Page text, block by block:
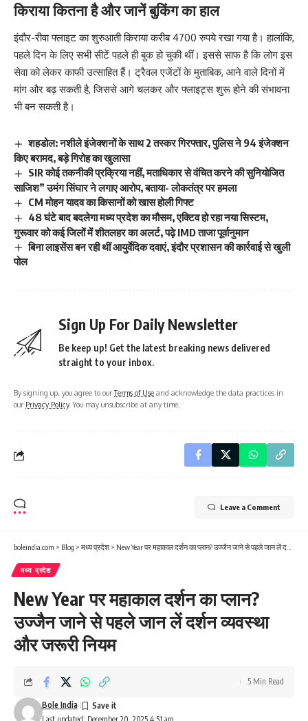
किराया कितना है और जानें बुकिंग का हाल
इंदौर-रीवा फ्लाइट का शुरुआती किराया करीब 4700 रुपये रखा गया है। हालांकि,
पहले दिन के लिए सभी सीटें पहले ही बुक हो चुकी थीं। इससे साफ है कि लोग इस
सेवा को लेकर काफी उत्साहित हैं। ट्रैवल एजेंटों के मुताबिक, आने वाले दिनों में
मांग और बढ़ सकती है, जिससे आगे चलकर और फ्लाइट्स शुरू होने की संभावना
भी बन सकती है।
शहडोल: नशीले इंजेक्शनों के साथ 2 तस्कर गिरफ्तार, पुलिस ने 94 इंजेक्शन
किए बरामद, बड़े गिरोह का खुलासा
SIR कोई तकनीकी प्रक्रिया नहीं, मताधिकार से वंचित करने की सुनियोजित
साजिश” उमंग सिंघार ने लगाए आरोप, बताया- लोकतंत्र पर हमला
CM मोहन यादव का किसानों को खास होली गिफ्ट
48 घंटे बाद बदलेगा मध्य प्रदेश का मौसम, एक्टिव हो रहा नया सिस्टम,
गुरूवार को कई जिलों में शीतलहर का अलर्ट, पढ़े IMD ताजा पूर्वानुमान
बिना लाइसेंस बन रही थीं आयुर्वेदिक दवाएं, इंदौर प्रशासन की कार्रवाई से खुली
पोल
Sign Up For Daily Newsletter
Be keep up! Get the latest breaking news delivered
straight to your inbox.
By signing up, you agree to ourTerms of Use and acknowledge the data practices in
our Privacy Policy. You may unsubscribe at any time.
Leave a Comment
boleindia.com > Blog > मध्य प्रदेश> New Year पर महाकाल दर्शन का प्लान? उज्जैन जाने से पहले जान लें दर्शन व्यवस्था और जरूरी नियम
मध्य प्रदेश
New Year पर महाकाल दर्शन का प्लान?
उज्जैन जाने से पहले जान लें दर्शन व्यवस्था
और जरूरी नियम
Bole India
5 Min Read